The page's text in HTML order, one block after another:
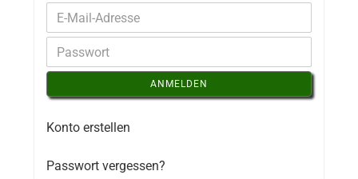
ANMELDEN
Konto erstellen
Passwort vergessen?